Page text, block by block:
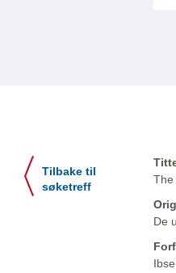
Tilbake til
søketreff
The
De